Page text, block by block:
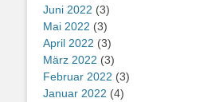
Juni 2022 (3)
Mai 2022 (3)
April 2022 (3)
März 2022 (3)
Februar 2022 (3)
Januar 2022 (4)